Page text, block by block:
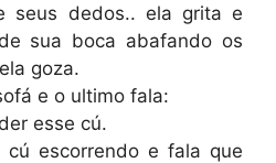
seus dedos.. ela grita e
sua boca abafando os
goza.
e o ultimo fala:
esse cú.
escorrendo e fala que